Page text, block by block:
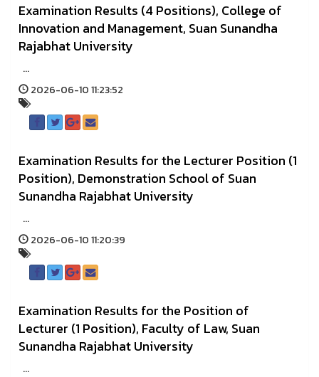
Examination Results (4 Positions), College of
Innovation and Management, Suan Sunandha
Rajabhat University
...
2026-06-10 11:23:52
Examination Results for the Lecturer Position (1
Position), Demonstration School of Suan
Sunandha Rajabhat University
...
2026-06-10 11:20:39
Examination Results for the Position of
Lecturer (1 Position), Faculty of Law, Suan
Sunandha Rajabhat University
...